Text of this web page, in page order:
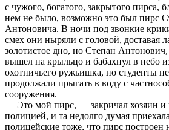
с чужого, богатого, закрытого пирса,
нем не было, возможно это был пирс
Антоновича. В ночи под звонкие
смех они ныряли с головой, доставая
золотистое дно, но Степан
вышел на крыльцо и бабахнул в небо
охотничьего ружьишка, но студенты
продолжали прыгать в воду с
сооружения.
— Это мой пирс, — закричал хозяин и
полицией, и та недолго думая
полицейские тоже, что пирс построен